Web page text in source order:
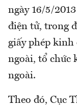
ngày 16/5/
điện tử, trong
giấy phép
ngoài, tổ chức
ngoài.
Theo đó, Cục